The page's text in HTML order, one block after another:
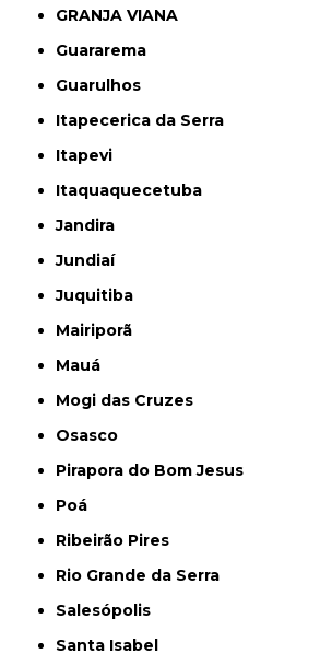
GRANJA VIANA
Guararema
Guarulhos
Itapecerica da Serra
Itapevi
Itaquaquecetuba
Jandira
Jundiaí
Juquitiba
Mairiporã
Mauá
Mogi das Cruzes
Osasco
Pirapora do Bom Jesus
Poá
Ribeirão Pires
Rio Grande da Serra
Salesópolis
Santa Isabel